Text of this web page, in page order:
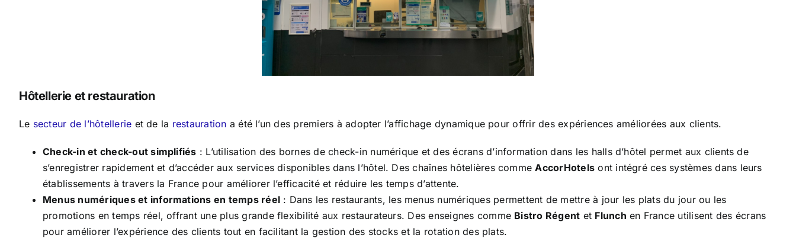
Hôtellerie et restauration
Le secteur de l’hôtellerie et de la restauration a été l’un des premiers à adopter l’affichage dynamique pour offrir des expériences améliorées aux clients.
Check-in et check-out simplifiés : L’utilisation des bornes de check-in numérique et des écrans d’information dans les halls d’hôtel permet aux clients de
s’enregistrer rapidement et d’accéder aux services disponibles dans l’hôtel. Des chaînes hôtelières commeAccorHotels ont intégré ces systèmes dans leurs
établissements à travers la France pour améliorer l’efficacité et réduire les temps d’attente.
Menus numériques et informations en temps réel : Dans les restaurants, les menus numériques permettent de mettre à jour les plats du jour ou les
promotions en temps réel, offrant une plus grande flexibilité aux restaurateurs. Des enseignes comme Bistro Régent et Flunch en France utilisent des écrans
pour améliorer l’expérience des clients tout en facilitant la gestion des stocks et la rotation des plats.